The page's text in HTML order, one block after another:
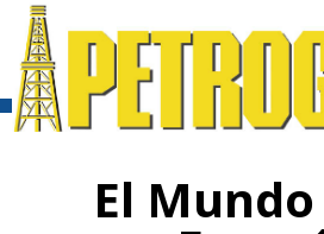
contenido
El